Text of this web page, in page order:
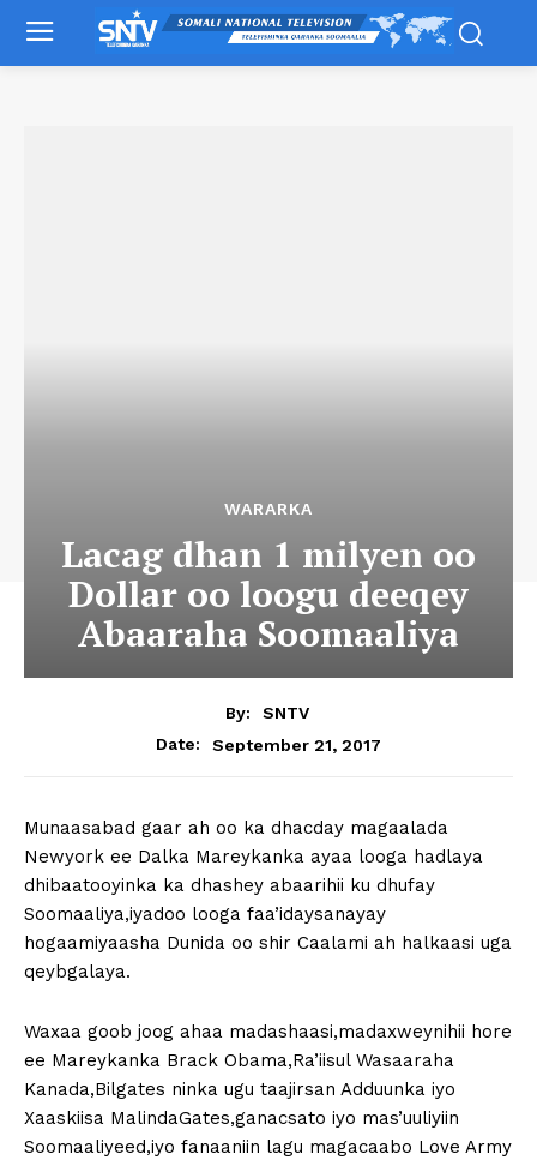
WARARKA
Lacag dhan 1 milyen oo
Dollar oo loogu deeqey
Abaaraha Soomaaliya
By:
SNTV
Date:
September 21, 2017
Munaasabad gaar ah oo ka dhacday magaalada
Newyork ee Dalka Mareykanka ayaa looga hadlaya
dhibaatooyinka ka dhashey abaarihii ku dhufay
Soomaaliya,iyadoo looga faa’idaysanayay
hogaamiyaasha Dunida oo shir Caalami ah halkaasi uga
qeybgalaya.
Waxaa goob joog ahaa madashaasi,madaxweynihii hore
ee Mareykanka Brack Obama,Ra’iisul Wasaaraha
Kanada,Bilgates ninka ugu taajirsan Adduunka iyo
Xaaskiisa MalindaGates,ganacsato iyo mas’uuliyiin
Soomaaliyeed,iyo fanaaniin lagu magacaabo Love Army